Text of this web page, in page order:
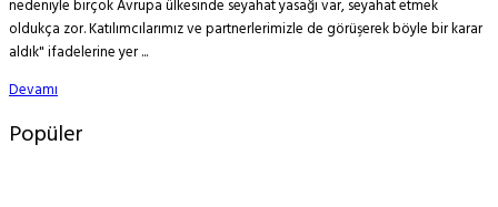
nedeniyle birçok Avrupa ülkesinde seyahat yasağı var, seyahat etmek
oldukça zor. Katılımcılarımız ve partnerlerimizle de görüşerek böyle bir karar
aldık" ifadelerine yer ...
Devamı
Popüler